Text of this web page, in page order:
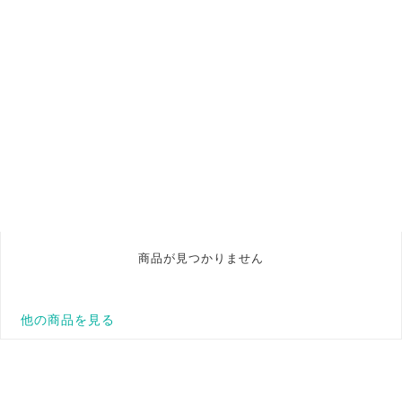
商品が見つかりません
他の商品を見る